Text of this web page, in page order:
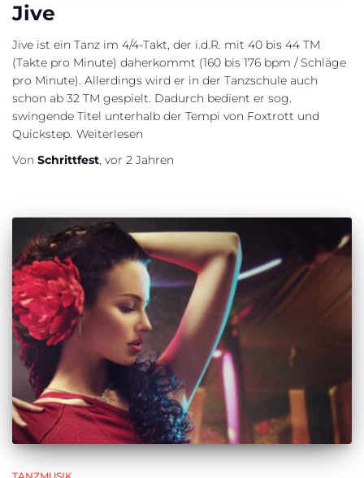
Jive
Jive ist ein Tanz im 4/4-Takt, der i.d.R. mit 40 bis 44 TM
(Takte pro Minute) daherkommt (160 bis 176 bpm / Schläge
pro Minute). Allerdings wird er in der Tanzschule auch
schon ab 32 TM gespielt. Dadurch bedient er sog.
swingende Titel unterhalb der Tempi von Foxtrott und
Quickstep. Weiterlesen
Von Schrittfest, vor 2 Jahren